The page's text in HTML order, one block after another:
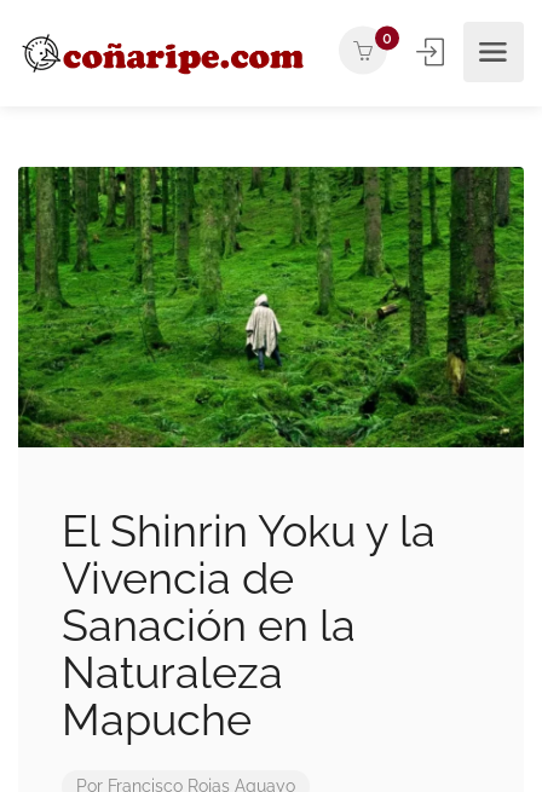
0
El Shinrin Yoku y la
Vivencia de
Sanación en la
Naturaleza
Mapuche
Por Francisco Rojas Aguayo